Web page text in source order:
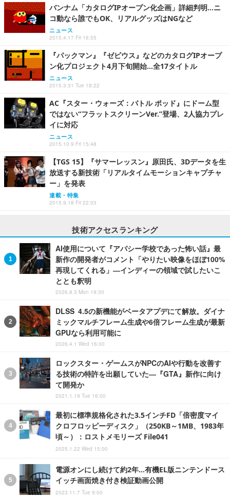
バンナム「カタログIPオープン化企画」詳細判明…ニ
コ動なら誰でもOK、リアルグッズはNGなど
ニュース
2015.4.17 Fri 16:55
『パックマン』『ゼビウス』などのカタログIPオープ
ン化プロジェクト4月下旬開始…全17タイトル
ニュース
2015.3.31 Tue 18:22
AC『スター・ウォーズ：バトル ポッド』にドーム型
ではない“フラットスクリーンVer.”登場、2人協力プレ
イに対応
ニュース
2015.10.9 Fri 15:48
【TGS 15】『サマーレッスン』原田氏、3Dデータを生
放送する新技術「リアルタイムモーションキャプチャ
ー」を発表
連載・特集
2015.9.18 Fri 22:03
技術アクセスランキング
AI使用について『アパシー学校であった怖い話』最
新作の開発者がコメント「やりたい映像をほぼ100%
再現してくれる」―インディーの領域で試したいこ
ととも釈明
2026.8.3 Mon 19:30
DLSS 4.5の新機能がベータアプデにて解放。ダイナ
ミックマルチフレーム生成や6倍フレーム生成が最新
GPUなら利用可能に
2026.4.1 Wed 16:00
ロックスター・ゲームスがNPCのAIや行動を改善す
る技術の特許を出願していた―『GTA』新作に向け
て開発か
2021.1.19 Tue 16:00
最初に標準規格化された3.5インチFD「倍密度マイ
クロフロッピーディスク」（250KB～1MB、1983年
頃～）：ロストメモリーズ File041
2025.1.22 Wed 15:00
電源オンにし続けて約2年…有機EL版ニンテンドース
イッチ画面焼き付き検証動画公開
2023.11.7 Tue 9:00